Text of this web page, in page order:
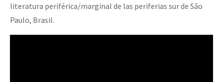
literatura periférica/marginal de las periferias sur de São
Paulo, Brasil.